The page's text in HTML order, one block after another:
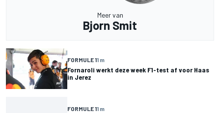
Meer van
Bjorn Smit
FORMULE 11 m
Fornaroli werkt deze week F1-test af voor Haas
in Jerez
FORMULE 11 m